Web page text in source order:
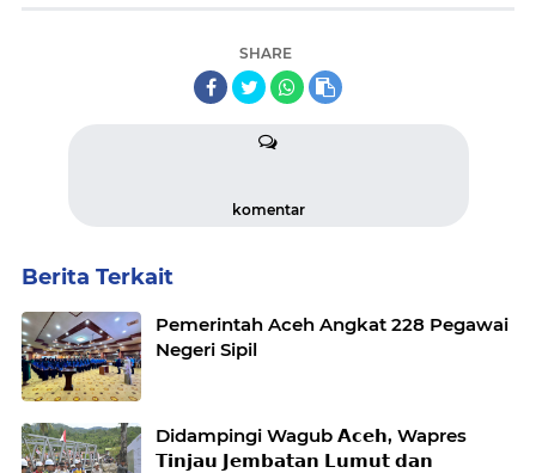
SHARE
komentar
Berita Terkait
Pemerintah Aceh Angkat 228 Pegawai
Negeri Sipil
Didampingi Wagub 𝗔𝗰𝗲𝗵, Wapres
𝗧𝗶𝗻𝗷𝗮𝘂 𝗝𝗲𝗺𝗯𝗮𝘁𝗮𝗻 𝗟𝘂𝗺𝘂𝘁 𝗱𝗮𝗻